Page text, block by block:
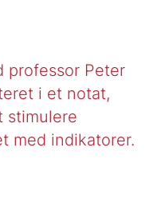
professor Peter
i et notat,
stimulere
med indikatorer.